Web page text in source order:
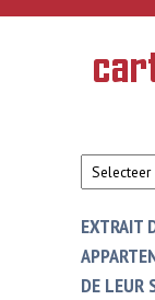
Overslaan en naar de
van de
EXTRAIT
DE LEUR